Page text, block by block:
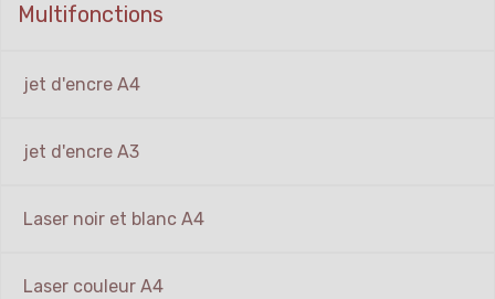
Multifonctions
jet d'encre A4
jet d'encre A3
Laser noir et blanc A4
Laser couleur A4